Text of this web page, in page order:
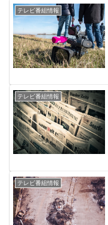
テレビ番組情報
テレビ番組情報
テレビ番組情報